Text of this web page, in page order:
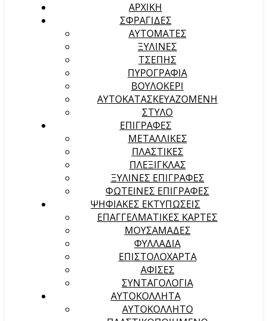
ΑΡΧΙΚΉ
ΣΦΡΑΓΙΔΕΣ
ΑΥΤΟΜΑΤΕΣ
ΞΥΛΙΝΕΣ
ΤΣΕΠΗΣ
ΠΥΡΟΓΡΑΦΙΑ
ΒΟΥΛΟΚΕΡΙ
ΑΥΤΟΚΑΤΑΣΚΕΥΑΖΟΜΕΝΗ
ΣΤΥΛΟ
ΕΠΙΓΡΑΦΕΣ
ΜΕΤΑΛΛΙΚΕΣ
ΠΛΑΣΤΙΚΕΣ
ΠΛΕΞΙΓΚΛΑΣ
ΞΥΛΙΝΕΣ ΕΠΙΓΡΑΦΕΣ
ΦΩΤΕΙΝΕΣ ΕΠΙΓΡΑΦΕΣ
ΨΗΦΙΑΚΕΣ ΕΚΤΥΠΩΣΕΙΣ
ΕΠΑΓΓΕΛΜΑΤΙΚΕΣ ΚΑΡΤΕΣ
ΜΟΥΣΑΜΑΔΕΣ
ΦΥΛΛΑΔΙΑ
ΕΠΙΣΤΟΛΟΧΑΡΤΑ
ΑΦΙΣΕΣ
ΣΥΝΤΑΓΟΛΟΓΙΑ
ΑΥΤΟΚΟΛΛΗΤΑ
ΑΥΤΟΚΟΛΛΗΤΟ